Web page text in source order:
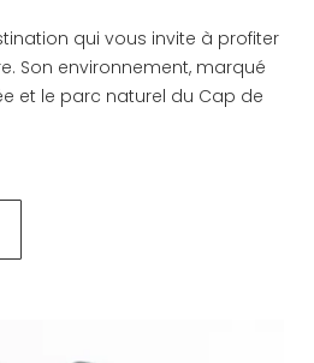
qui vous invite à profiter
Son environnement, marqué
et le parc naturel du Cap de